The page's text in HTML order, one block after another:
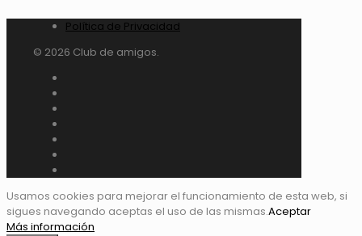
Política de Privacidad
© 2026 Club de amigos.
Usamos cookies para mejorar el funcionamiento de esta web, si
sigues navegando aceptas el uso de las mismas.Aceptar
Más información